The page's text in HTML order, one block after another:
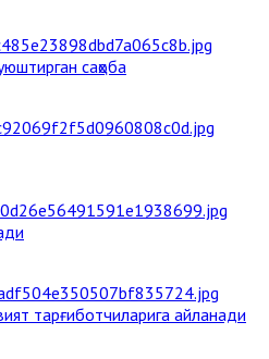
саҳоба
тарғиботчиларига айланади